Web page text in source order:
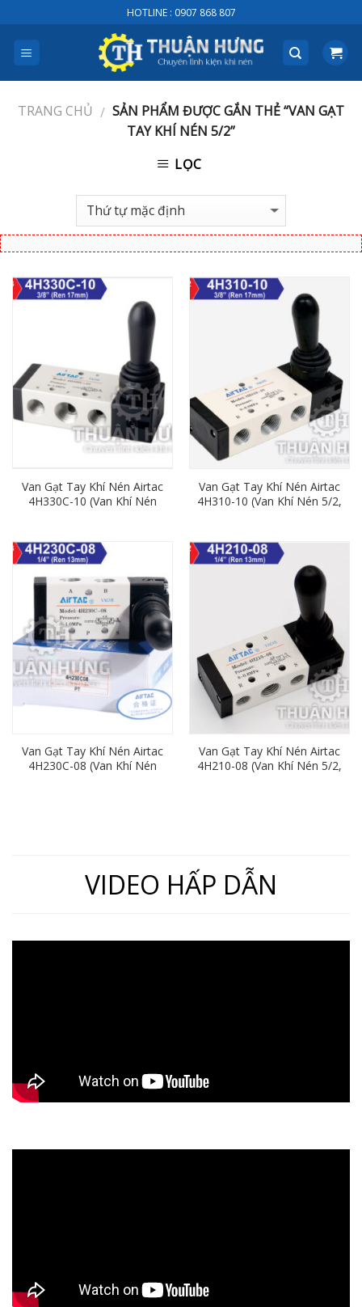
to
content
HOTLINE : 0907 868 807
TRANG CHỦ / SẢN PHẨM ĐƯỢC GẮN THẺ “VAN GẠT
TAY KHÍ NÉN 5/2”
LỌC
Van Gạt Tay Khí Nén Airtac
4H330C-10 (Van Khí Nén
Van Gạt Tay Khí Nén Airtac
4H310-10 (Van Khí Nén 5/2,
Van Gạt Tay Khí Nén Airtac
4H230C-08 (Van Khí Nén
Van Gạt Tay Khí Nén Airtac
4H210-08 (Van Khí Nén 5/2,
VIDEO HẤP DẪN